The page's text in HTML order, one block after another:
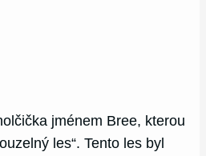
jménem Bree, kterou
les“. Tento les byl